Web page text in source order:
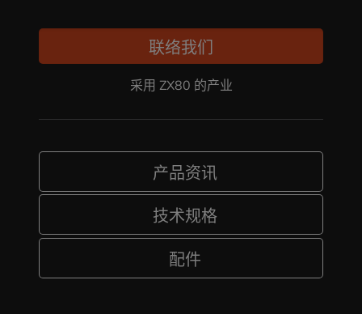
联络我们
采用 ZX80 的产业
产品资讯
技术规格
配件